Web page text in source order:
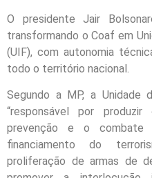
O presidente Jair
transformando o Coaf em
(UIF), com autonomia
todo o território nacional.
Segundo a MP, a Unidade
“responsável por
prevenção e o combate
financiamento do
proliferação de armas de